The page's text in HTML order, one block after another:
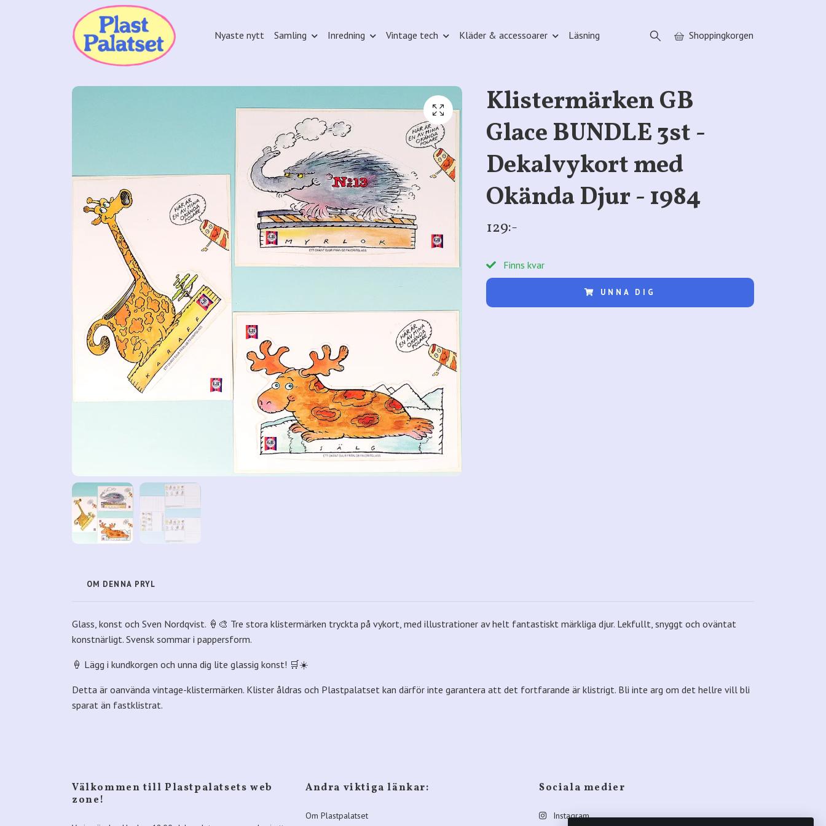
Nyaste nytt Samling Inredning Vintage tech Kläder & accessoarer Läsning Shoppingkorgen
Klistermärken GB
Glace BUNDLE 3st -
Dekalvykort med
Okända Djur - 1984
129:-
Finns kvar
UNNA DIG
OM DENNA PRYL
Glass, konst och Sven Nordqvist. 🍦🎨 Tre stora klistermärken tryckta på vykort, med illustrationer av helt fantastiskt märkliga djur. Lekfullt, snyggt och oväntat
konstnärligt. Svensk sommar i pappersform.
🍦 Lägg i kundkorgen och unna dig lite glassig konst! 🛒☀️
Detta är oanvända vintage-klistermärken. Klister åldras och Plastpalatset kan därför inte garantera att det fortfarande är klistrigt. Bli inte arg om det hellre vill bli
sparat än fastklistrat.
Välkommen till Plastpalatsets web
zone!
Andra viktiga länkar:
Om Plastpalatset
Sociala medier
Instagram